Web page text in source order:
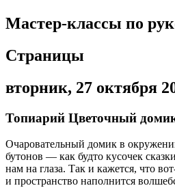
Мастер-классы по
Страницы
вторник, 27 октября
Топиарий Цветочный
Очаровательный домик в
бутонов — как будто кусочек
нам на глаза. Так и кажется, что
и пространство наполнится